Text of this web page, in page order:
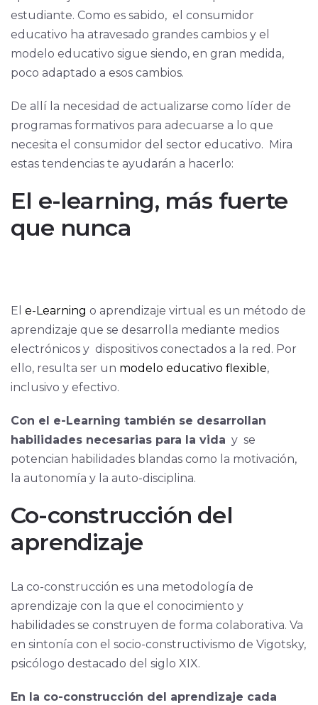
estudiante. Como es sabido, el consumidor
educativo ha atravesado grandes cambios y el
modelo educativo sigue siendo, en gran medida,
poco adaptado a esos cambios.
De allí la necesidad de actualizarse como líder de
programas formativos para adecuarse a lo que
necesita el consumidor del sector educativo. Mira
estas tendencias te ayudarán a hacerlo:
El e-learning, más fuerte
que nunca
El e-Learning o aprendizaje virtual es un método de
aprendizaje que se desarrolla mediante medios
electrónicos y dispositivos conectados a la red. Por
ello, resulta ser un modelo educativo flexible,
inclusivo y efectivo.
Con el e-Learning también se desarrollan
habilidades necesarias para la vida y se
potencian habilidades blandas como la motivación,
la autonomía y la auto-disciplina.
Co-construcción del
aprendizaje
La co-construcción es una metodología de
aprendizaje con la que el conocimiento y
habilidades se construyen de forma colaborativa. Va
en sintonía con el socio-constructivismo de Vigotsky,
psicólogo destacado del siglo XIX.
En la co-construcción del aprendizaje cada